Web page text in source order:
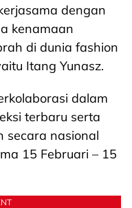
dengan
kenamaan
di dunia fashion
Itang Yunasz.
dalam
terbaru serta
secara nasional
15 Februari – 15